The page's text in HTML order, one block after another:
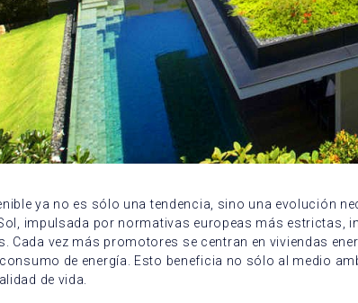
ya no es sólo una tendencia, sino una evolución
impulsada por normativas europeas más estrictas,
Cada vez más promotores se centran en viviendas
de energía. Esto beneficia no sólo al medio
de vida.